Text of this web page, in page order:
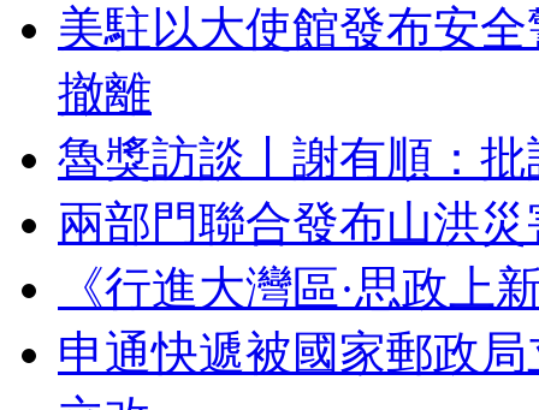
美駐以大使館發布安
撤離
魯獎訪談丨謝有順：
兩部門聯合發布山洪
《行進大灣區·思政上
申通快遞被國家郵政